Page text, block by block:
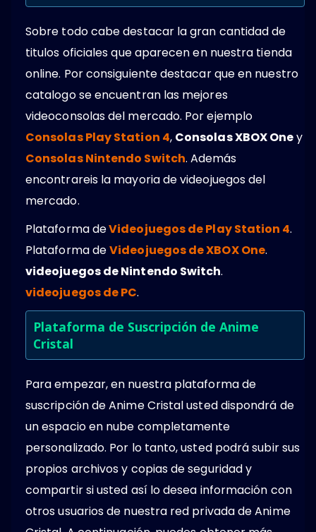
Sobre todo cabe destacar la gran cantidad de
titulos oficiales que aparecen en nuestra tienda
online. Por consiguiente destacar que en nuestro
catalogo se encuentran las mejores
videoconsolas del mercado. Por ejemplo
Consolas Play Station 4, Consolas XBOX Oney
Consolas Nintendo Switch. Además
encontrareis la mayoria de videojuegos del
mercado.
Plataforma deVideojuegos de Play Station 4.
Plataforma deVideojuegos de XBOX One.
videojuegos de Nintendo Switch.
videojuegos de PC.
Plataforma de Suscripción de Anime
Cristal
Para empezar, en nuestra plataforma de
suscripción de Anime Cristal usted dispondrá de
un espacio en nube completamente
personalizado. Por lo tanto, usted podrá subir sus
propios archivos y copias de seguridad y
compartir si usted así lo desea información con
otros usuarios de nuestra red privada de Anime